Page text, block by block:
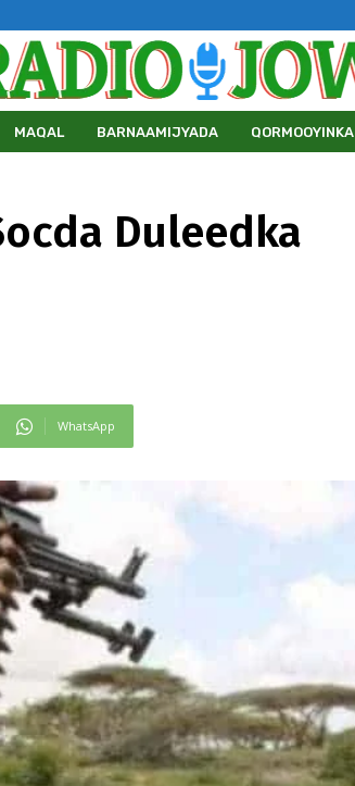
MAQAL BARNAAMIJYADA QORMOOYINKA
Duleedka
WhatsApp